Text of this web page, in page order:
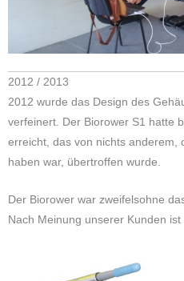
2012 / 2013
2012 wurde das Design des
verfeinert. Der Biorower S1 hatte
erreicht, das von nichts anderem,
haben war, übertroffen wurde.
Der Biorower war zweifelsohne
Nach Meinung unserer Kunden